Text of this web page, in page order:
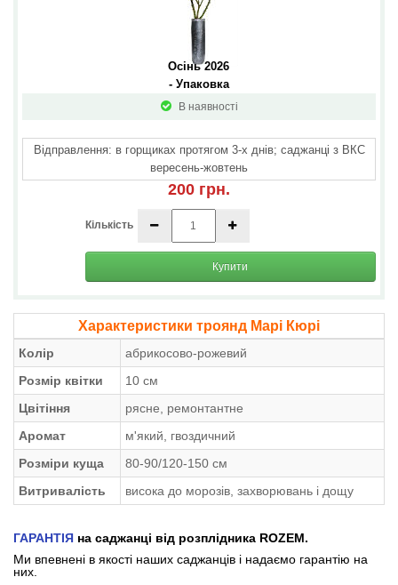
Осінь 2026
- Упаковка
В наявності
Відправлення: в горщиках протягом 3-х днів; саджанці з ВКС
вересень-жовтень
200 грн.
Кількість
Купити
Характеристики троянд Марі Кюрі
Колір
абрикосово-рожевий
Розмір квітки
10 см
Цвітіння
рясне, ремонтантне
Аромат
м'який, гвоздичний
Розміри куща
80-90/120-150 см
Витривалість
висока до морозів, захворювань і дощу
ГАРАНТІЯ на саджанці від розплідника ROZEM.
Ми впевнені в якості наших саджанців і надаємо гарантію на
них.